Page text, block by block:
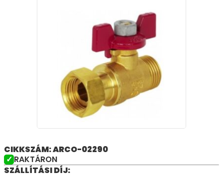
CIKKSZÁM: ARCO-02290
RAKTÁRON
SZÁLLÍTÁSI DÍJ: